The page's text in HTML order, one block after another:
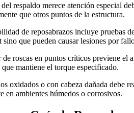
respaldo merece atención especial
que otros puntos de la estructura.
de reposabrazos incluye pruebas
que pueden causar lesiones por
roscas en puntos críticos previene el
mantiene el torque especificado.
oxidados o con cabeza dañada debe
en ambientes húmedos o corrosivos.